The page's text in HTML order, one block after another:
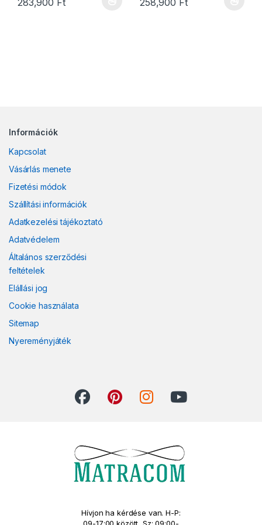
283,900 Ft
Ennek a terméknek több variációja van. A változatok a
258,900 Ft
Ennek a terméknek több
Információk
Kapcsolat
Vásárlás menete
Fizetési módok
Szállítási információk
Adatkezelési tájékoztató
Adatvédelem
Általános szerződési
feltételek
Elállási jog
Cookie használata
Sitemap
Nyereményjáték
Hívjon ha kérdése van. H-P: